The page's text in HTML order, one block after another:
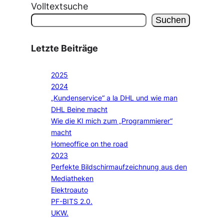
Volltextsuche
Suchen
Letzte Beiträge
2025
2024
„Kundenservice“ a la DHL und wie man
DHL Beine macht
Wie die KI mich zum „Programmierer“
macht
Homeoffice on the road
2023
Perfekte Bildschirmaufzeichnung aus den
Mediatheken
Elektroauto
PF-BITS 2.0.
UKW.